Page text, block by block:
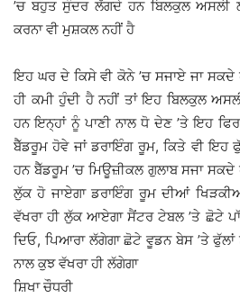
’ਚ ਬਹੁਤ ਸੁੰਦਰ ਲੱਗਦੇ ਹਨ ਬਿਲਕੁਲ ਅਸਲੀ
ਕਰਨਾ ਵੀ ਮੁਸ਼ਕਲ ਨਹੀਂ ਹੈ
ਇਹ ਘਰ ਦੇ ਕਿਸੇ ਵੀ ਕੋਨੇ ’ਚ ਸਜਾਏ ਜਾ ਸਕਦੇ
ਹੀ ਕਮੀ ਹੁੰਦੀ ਹੈ ਨਹੀਂ ਤਾਂ ਇਹ ਬਿਲਕੁਲ
ਹਨ ਇਨ੍ਹਾਂ ਨੂੰ ਪਾਣੀ ਨਾਲ ਧੋ ਦੇਣ ’ਤੇ ਇਹ
ਬੈੱਡਰੂਮ ਹੋਵੇ ਜਾਂ ਡਰਾਇੰਗ ਰੂਮ, ਕਿਤੇ ਵੀ
ਹਨ ਬੈੱਡਰੂਮ ’ਚ ਮਿਊਜ਼ੀਕਲ ਗੁਲਾਬ ਸਜਾ
ਲੁੱਕ ਹੋ ਜਾਏਗਾ ਡਰਾਇੰਗ ਰੂਮ ਦੀਆਂ
ਵੱਖਰਾ ਹੀ ਲੁੱਕ ਆਏਗਾ ਸੈਂਟਰ ਟੇਬਲ ’ਤੇ ਛੋਟੇ
ਦਿਓ, ਪਿਆਰਾ ਲੱਗੇਗਾ ਛੋਟੇ ਵੂਡਨ ਬੇਸ ’ਤੇ
ਨਾਲ ਕੁਝ ਵੱਖਰਾ ਹੀ ਲੱਗੇਗਾ
ਸ਼ਿਖਾ ਚੌਧਰੀ